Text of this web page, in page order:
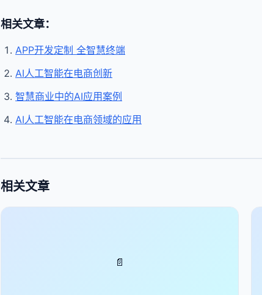
相关文章：
APP开发定制 全智慧终端
AI人工智能在电商创新
智慧商业中的AI应用案例
AI人工智能在电商领域的应用
相关文章
📄